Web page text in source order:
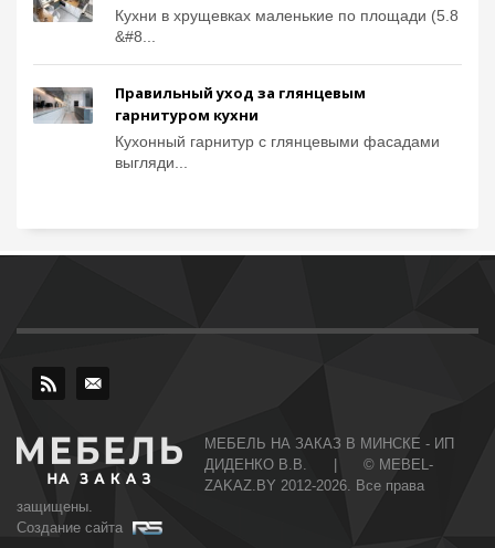
Кухни в хрущевках маленькие по площади (5.8
&#8...
Правильный уход за глянцевым
гарнитуром кухни
Кухонный гарнитур с глянцевыми фасадами
выгляди...
МЕБЕЛЬ НА ЗАКАЗ В МИНСКЕ - ИП
ДИДЕНКО В.В. | © MEBEL-
ZAKAZ.BY 2012-2026. Все права
защищены.
Создание сайта